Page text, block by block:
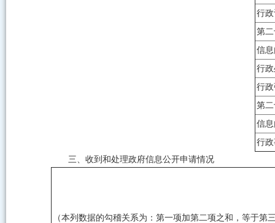
行
第
信
行
行
第
信
行
三、收到和处理政府信息公开申请情况
（本列数据的勾稽关系为：第一项加第二项之和，等于第